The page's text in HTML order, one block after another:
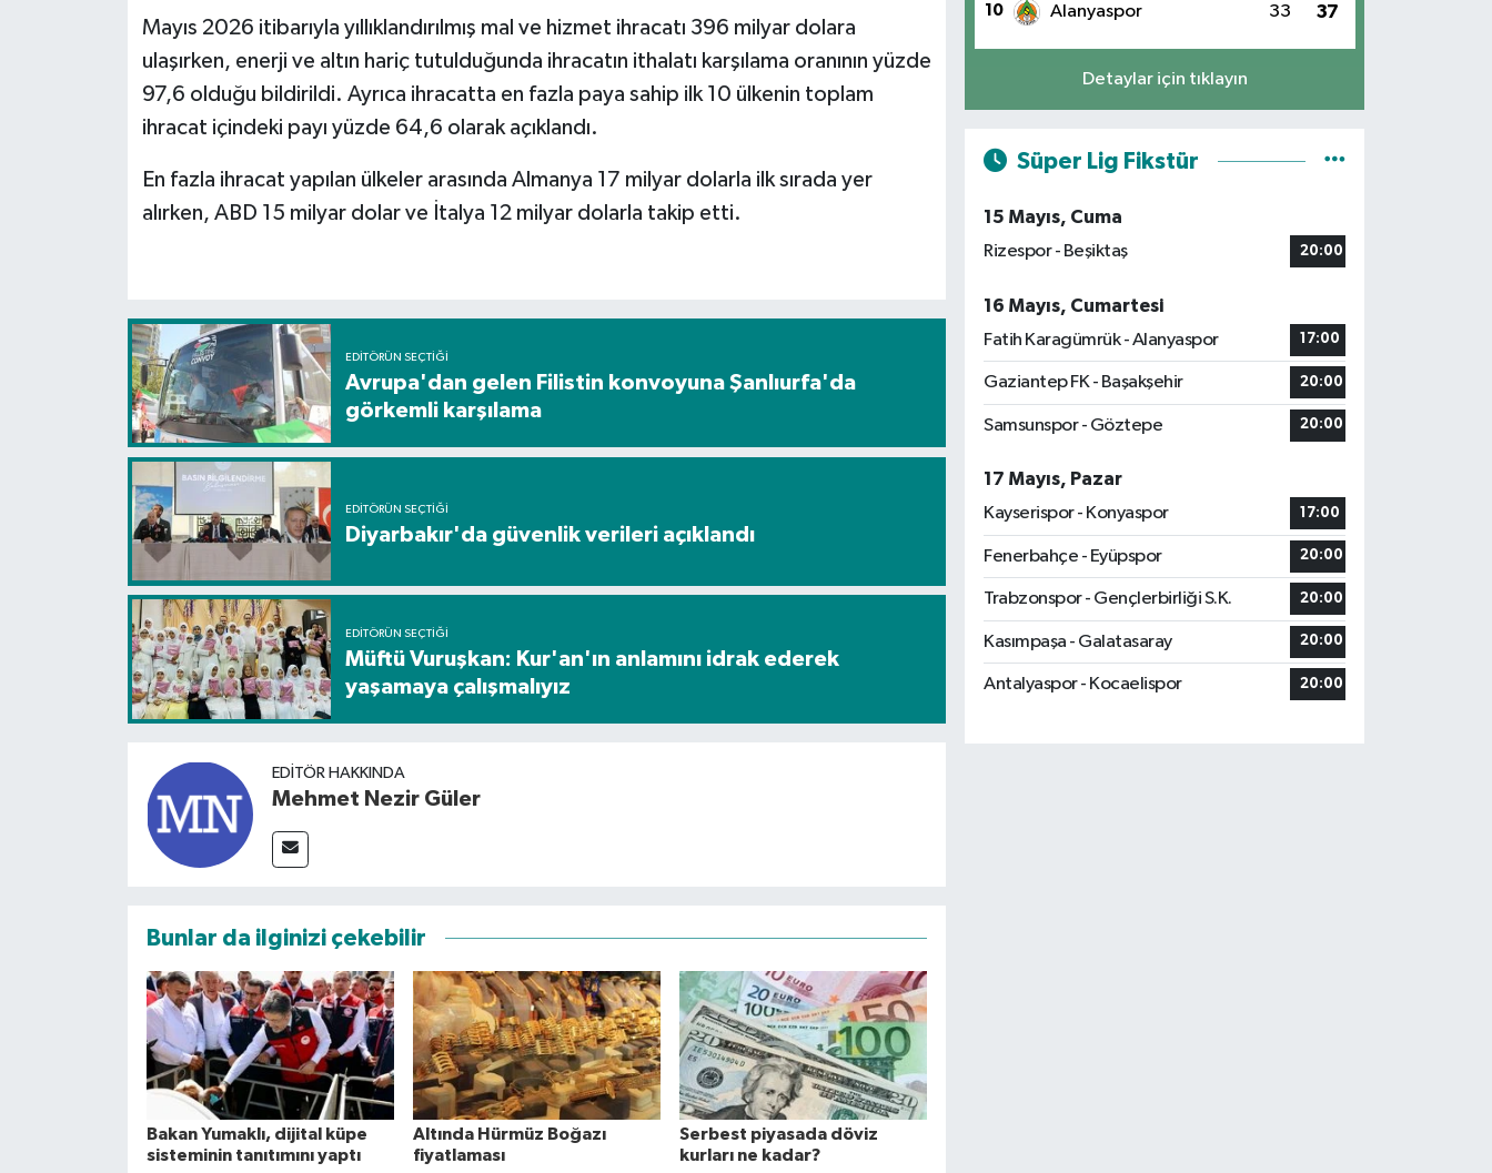
Mayıs 2026 itibarıyla yıllıklandırılmış mal ve hizmet ihracatı 396 milyar dolara
ulaşırken, enerji ve altın hariç tutulduğunda ihracatın ithalatı karşılama oranının yüzde
97,6 olduğu bildirildi. Ayrıca ihracatta en fazla paya sahip ilk 10 ülkenin toplam
ihracat içindeki payı yüzde 64,6 olarak açıklandı.
En fazla ihracat yapılan ülkeler arasında Almanya 17 milyar dolarla ilk sırada yer
alırken, ABD 15 milyar dolar ve İtalya 12 milyar dolarla takip etti.
EDITÖRÜN SEÇTIĞI
Avrupa'dan gelen Filistin konvoyuna Şanlıurfa'da
görkemli karşılama
EDITÖRÜN SEÇTIĞI
Diyarbakır'da güvenlik verileri açıklandı
EDITÖRÜN SEÇTIĞI
Müftü Vuruşkan: Kur'an'ın anlamını idrak ederek
yaşamaya çalışmalıyız
EDITÖR HAKKINDA
Mehmet Nezir Güler
Bunlar da ilginizi çekebilir
Bakan Yumaklı, dijital küpe
sisteminin tanıtımını yaptı
Altında Hürmüz Boğazı
fiyatlaması
Serbest piyasada döviz
kurları ne kadar?
10 Alanyaspor 33 37
Detaylar için tıklayın
Süper Lig Fikstür
15 Mayıs, Cuma
Rizespor - Beşiktaş
20:00
16 Mayıs, Cumartesi
Fatih Karagümrük - Alanyaspor
17:00
Gaziantep FK - Başakşehir 20:00
Samsunspor - Göztepe 20:00
17 Mayıs, Pazar
Kayserispor - Konyaspor
17:00
Fenerbahçe - Eyüpspor 20:00
Trabzonspor - Gençlerbirliği S.K. 20:00
Kasımpaşa - Galatasaray 20:00
Antalyaspor - Kocaelispor 20:00